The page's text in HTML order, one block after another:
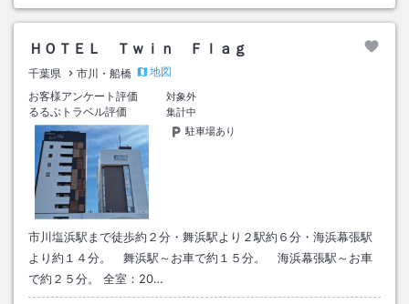
ＨＯＴＥＬ Ｔｗｉｎ Ｆｌａｇ
千葉県 市川・船橋
地図
お客様アンケート評価
対象外
るるぶトラベル評価
集計中
駐車場あり
市川塩浜駅まで徒歩約２分・舞浜駅より２駅約６分・海浜幕張駅
より約１４分。 舞浜駅～お車で約１５分。 海浜幕張駅～お車
で約２５分。 全室：20…